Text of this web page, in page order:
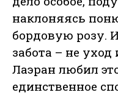
наклоняясь
бордовую розу.
забота – не
Лаэран любил
единственное